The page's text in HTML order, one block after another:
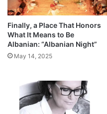
Finally, a Place That Honors
What It Means to Be
Albanian: “Albanian Night”
May 14, 2025